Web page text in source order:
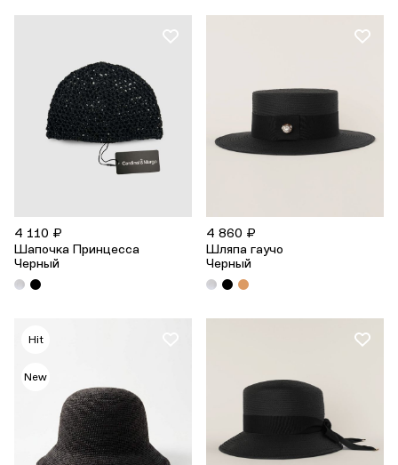
4 110 ₽
Шапочка Принцесса
Черный
4 860 ₽
Шляпа гаучо
Черный
Hit
New